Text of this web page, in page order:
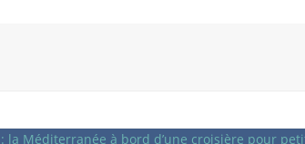
la destination. Et puisqu’il s’agit d’une
les intérêts et les goûts de chacun. Pour ce